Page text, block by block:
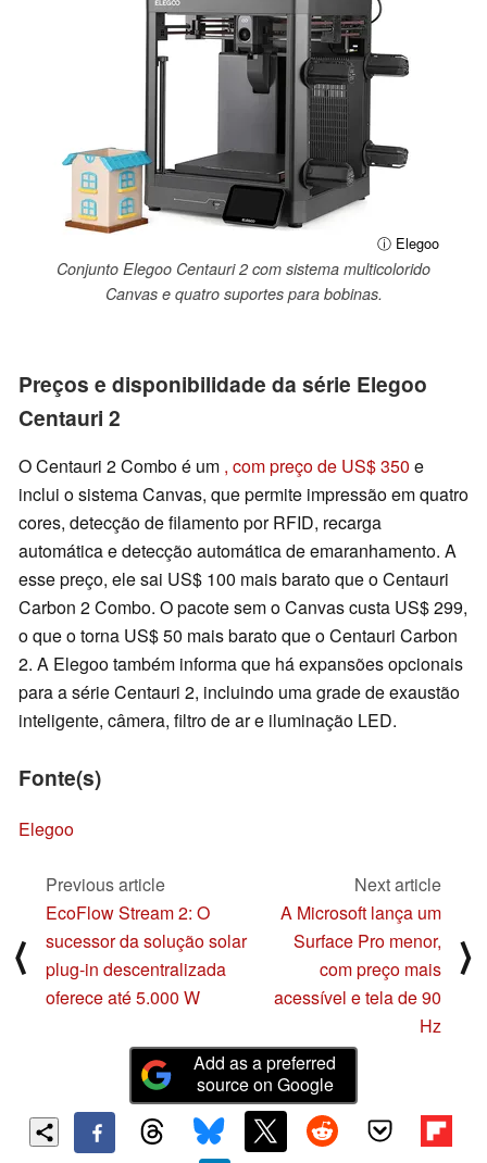
ⓘ Elegoo
Conjunto Elegoo Centauri 2 com sistema multicolorido
Canvas e quatro suportes para bobinas.
Preços e disponibilidade da série Elegoo
Centauri 2
O Centauri 2 Combo é um , com preço de US$ 350 e
inclui o sistema Canvas, que permite impressão em quatro
cores, detecção de filamento por RFID, recarga
automática e detecção automática de emaranhamento. A
esse preço, ele sai US$ 100 mais barato que o Centauri
Carbon 2 Combo. O pacote sem o Canvas custa US$ 299,
o que o torna US$ 50 mais barato que o Centauri Carbon
2. A Elegoo também informa que há expansões opcionais
para a série Centauri 2, incluindo uma grade de exaustão
inteligente, câmera, filtro de ar e iluminação LED.
Fonte(s)
Elegoo
⟨
Previous article
EcoFlow Stream 2: O
sucessor da solução solar
plug-in descentralizada
oferece até 5.000 W
Next article
A Microsoft lança um
Surface Pro menor,
com preço mais
acessível e tela de 90
Hz
⟩
Add as a preferred
source on Google